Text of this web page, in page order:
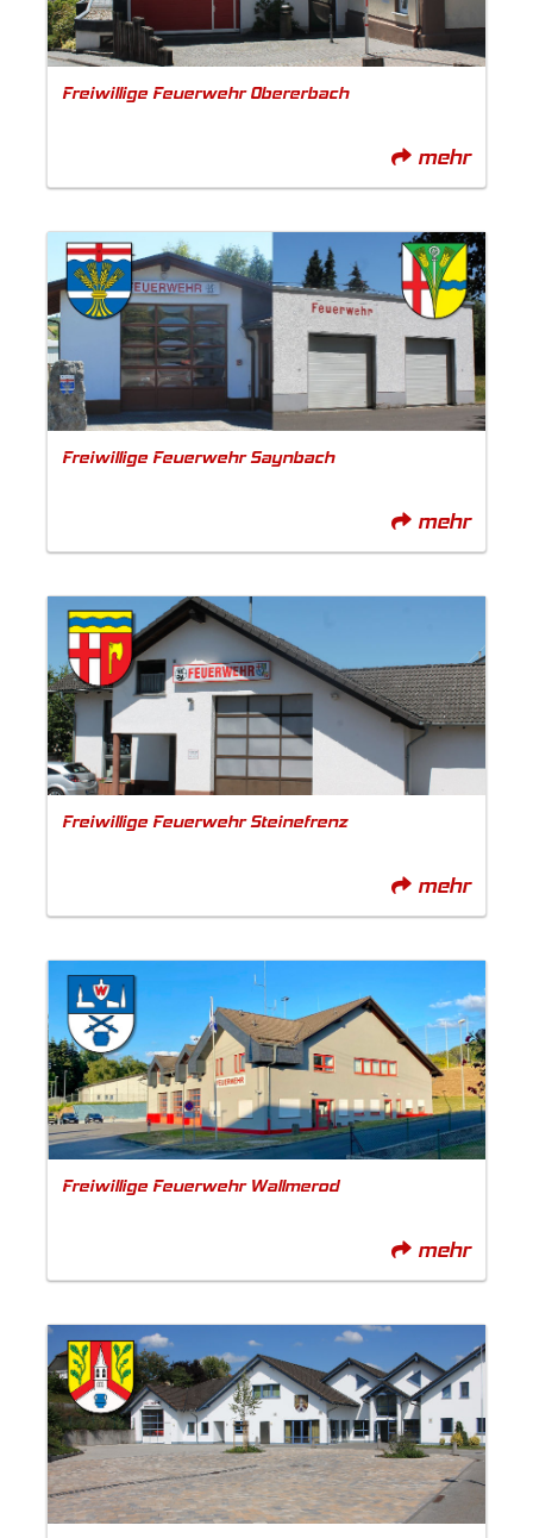
Freiwillige Feuerwehr Obererbach
mehr
Freiwillige Feuerwehr Saynbach
mehr
Freiwillige Feuerwehr Steinefrenz
mehr
Freiwillige Feuerwehr Wallmerod
mehr